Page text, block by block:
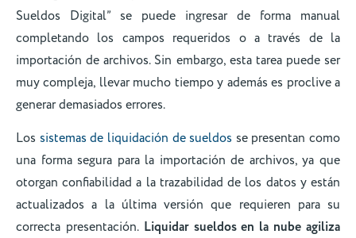
Sueldos Digital” se puede ingresar de forma manual
completando los campos requeridos o a través de la
importación de archivos. Sin embargo, esta tarea puede ser
muy compleja, llevar mucho tiempo y además es proclive a
generar demasiados errores.
Los sistemas de liquidación de sueldos se presentan como
una forma segura para la importación de archivos, ya que
otorgan confiabilidad a la trazabilidad de los datos y están
actualizados a la última versión que requieren para su
correcta presentación. Liquidar sueldos en la nube agiliza